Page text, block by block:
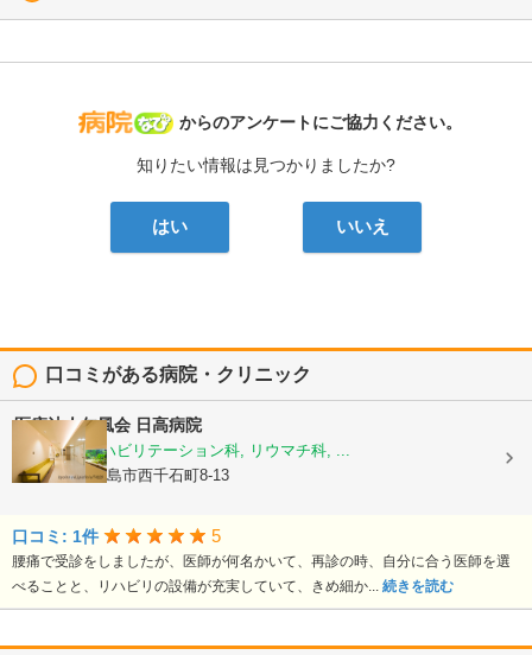
病院なび
からのアンケートにご協力ください。
知りたい情報は見つかりましたか?
はい いいえ
口コミがある病院・クリニック
医療法人仁風会 日高病院
整形外科, リハビリテーション科, リウマチ科, ...
鹿児島県鹿児島市西千石町8-13
口コミ: 1件 5
腰痛で受診をしましたが、医師が何名かいて、再診の時、自分に合う医師を選
べることと、リハビリの設備が充実していて、きめ細か... 続きを読む